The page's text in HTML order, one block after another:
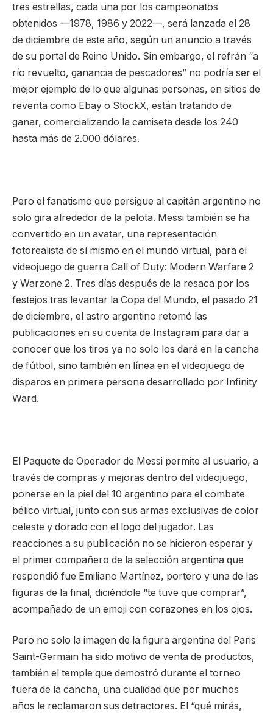
tres estrellas, cada una por los campeonatos
obtenidos —1978, 1986 y 2022—, será lanzada el 28
de diciembre de este año, según un anuncio a través
de su portal de Reino Unido. Sin embargo, el refrán “a
río revuelto, ganancia de pescadores” no podría ser el
mejor ejemplo de lo que algunas personas, en sitios de
reventa como Ebay o StockX, están tratando de
ganar, comercializando la camiseta desde los 240
hasta más de 2.000 dólares.
Pero el fanatismo que persigue al capitán argentino no
solo gira alrededor de la pelota. Messi también se ha
convertido en un avatar, una representación
fotorealista de sí mismo en el mundo virtual, para el
videojuego de guerra Call of Duty: Modern Warfare 2
y Warzone 2. Tres días después de la resaca por los
festejos tras levantar la Copa del Mundo, el pasado 21
de diciembre, el astro argentino retomó las
publicaciones en su cuenta de Instagram para dar a
conocer que los tiros ya no solo los dará en la cancha
de fútbol, sino también en línea en el videojuego de
disparos en primera persona desarrollado por Infinity
Ward.
El Paquete de Operador de Messi permite al usuario, a
través de compras y mejoras dentro del videojuego,
ponerse en la piel del 10 argentino para el combate
bélico virtual, junto con sus armas exclusivas de color
celeste y dorado con el logo del jugador. Las
reacciones a su publicación no se hicieron esperar y
el primer compañero de la selección argentina que
respondió fue Emiliano Martínez, portero y una de las
figuras de la final, diciéndole “te tuve que comprar”,
acompañado de un emoji con corazones en los ojos.
Pero no solo la imagen de la figura argentina del Paris
Saint-Germain ha sido motivo de venta de productos,
también el temple que demostró durante el torneo
fuera de la cancha, una cualidad que por muchos
años le reclamaron sus detractores. El “qué mirás,